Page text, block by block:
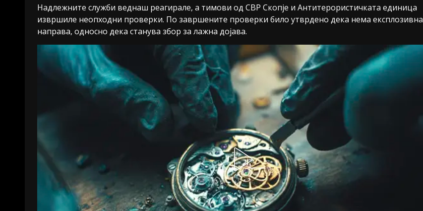
Надлежните служби веднаш реагирале, а тимови од СВР Скопје и Антитерористичката единица
извршиле неопходни проверки. По завршените проверки било утврдено дека нема експлозивна
направа, односно дека станува збор за лажна дојава.